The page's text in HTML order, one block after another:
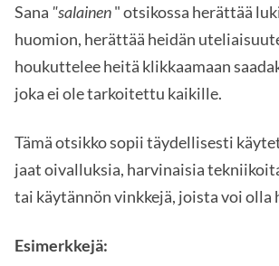
Sana "salainen" otsikossa herättää
huomion, herättää heidän
houkuttelee heitä klikkaamaan
joka ei ole tarkoitettu kaikille.
Tämä otsikko sopii täydellisesti
jaat oivalluksia, harvinaisia
tai käytännön vinkkejä, joista voi olla
Esimerkkejä: